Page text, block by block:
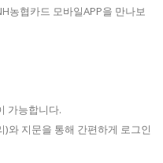
농협카드 모바일APP을 만나보
가능합니다.
와 지문을 통해 간편하게 로그인